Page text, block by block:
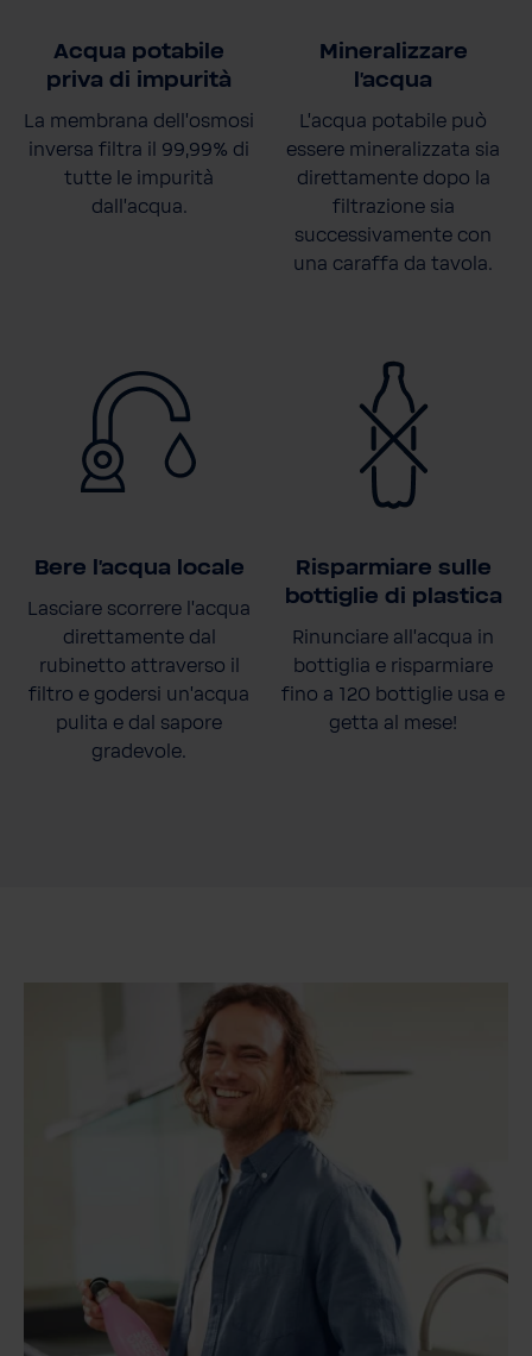
Acqua potabile
priva di impurità
La membrana dell'osmosi
inversa filtra il 99,99% di
tutte le impurità
dall'acqua.
Mineralizzare
l'acqua
L'acqua potabile può
essere mineralizzata sia
direttamente dopo la
filtrazione sia
successivamente con
una caraffa da tavola.
Bere l'acqua locale
Lasciare scorrere l'acqua
direttamente dal
rubinetto attraverso il
filtro e godersi un'acqua
pulita e dal sapore
gradevole.
Risparmiare sulle
bottiglie di plastica
Rinunciare all'acqua in
bottiglia e risparmiare
fino a 120 bottiglie usa e
getta al mese!